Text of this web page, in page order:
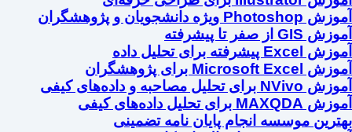
آموزش Photoshop ویژه دانشجویان و پژوهشگران
آموزش GIS از صفر تا پیشرفته
آموزش Excel پیشرفته برای تحلیل داده
آموزش Microsoft Excel برای پژوهشگران
آموزش NVivo برای تحلیل مصاحبه و داده‌های کیفی
آموزش MAXQDA برای تحلیل داده‌های کیفی
بهترین موسسه انجام پایان نامه تضمینی